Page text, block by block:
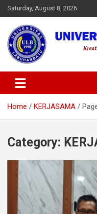
Skip
to
content
Saturday, August 8, 2026
Universitas
Home KERJASAMA
Category: